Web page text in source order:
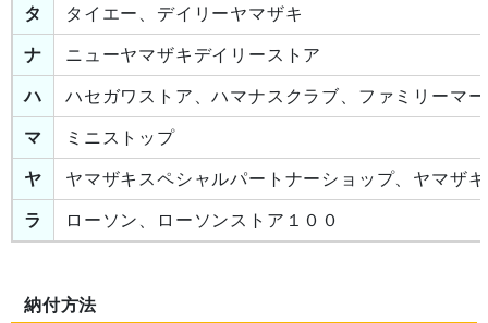
タ
タイエー、デイリーヤマザキ
ナ
ニューヤマザキデイリーストア
ハ
ハセガワストア、ハマナスクラブ、ファミリーマ
マ
ミニストップ
ヤ
ヤマザキスペシャルパートナーショップ、ヤマザ
ラ
ローソン、ローソンストア１００
納付方法